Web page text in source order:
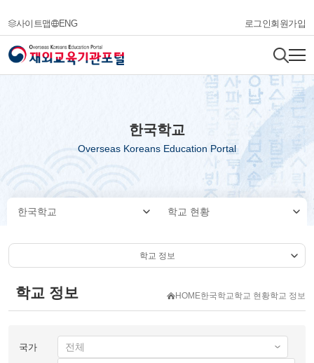
사이트맵 ENG 로그인회원가입
한국학교
Overseas Koreans Education Portal
한국학교 학교 현황
학교 정보
학교 정보 HOME한국학교학교 현황학교 정보
국가